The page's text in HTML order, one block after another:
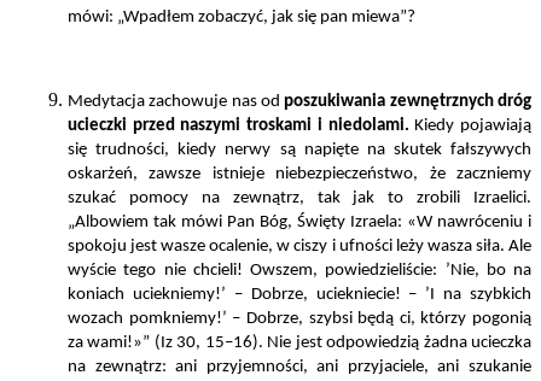
mówi: „Wpadłem zobaczyć, jak się pan miewa”?
Medytacja zachowuje nas odposzukiwania zewnętrznych dróg
ucieczki przed naszymi troskami i niedolami. Kiedy pojawiają
się trudności, kiedy nerwy są napięte na skutek fałszywych
oskarżeń, zawsze istnieje niebezpieczeństwo, że zaczniemy
szukać pomocy na zewnątrz, tak jak to zrobili Izraelici.
„Albowiem tak mówi Pan Bóg, Święty Izraela: «W nawróceniu i
spokoju jest wasze ocalenie, w ciszy i ufności leży wasza siła. Ale
wyście tego nie chcieli! Owszem, powiedzieliście: ’Nie, bo na
koniach uciekniemy!’ – Dobrze, uciekniecie! – ’I na szybkich
wozach pomkniemy!’ – Dobrze, szybsi będą ci, którzy pogonią
za wami!»” (Iz 30, 15–16). Nie jest odpowiedzią żadna ucieczka
na zewnątrz: ani przyjemności, ani przyjaciele, ani szukanie